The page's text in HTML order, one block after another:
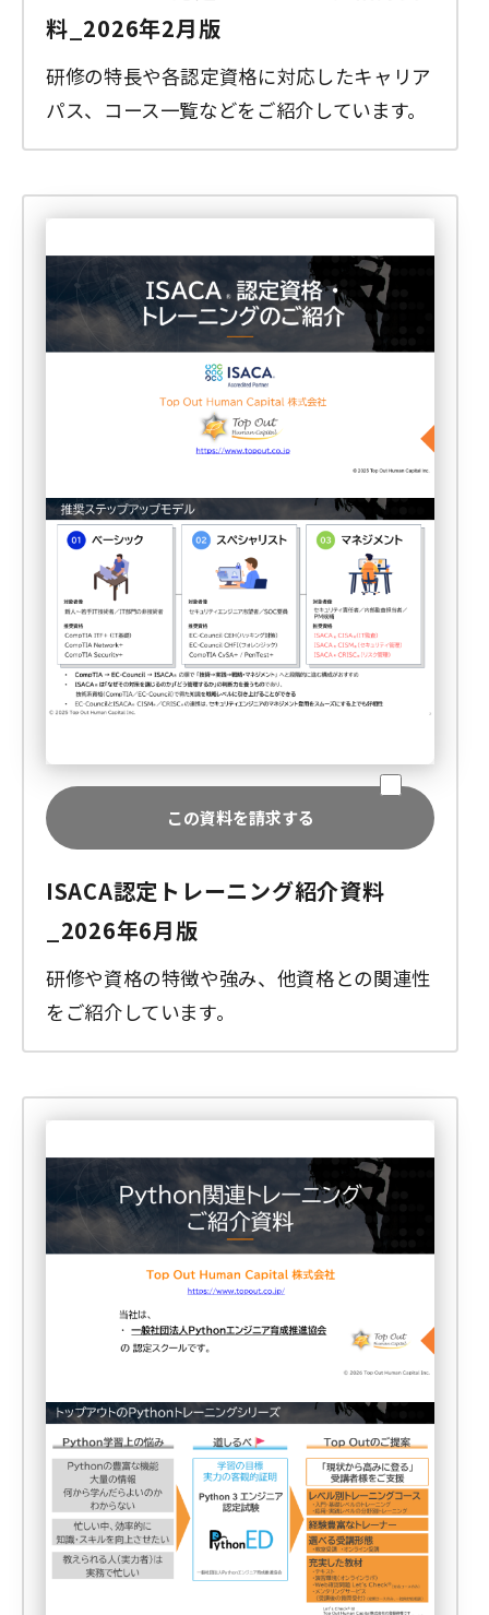
料_2026年2月版
研修の特長や各認定資格に対応したキャリア
パス、コース一覧などをご紹介しています。
この資料を請求する
ISACA認定トレーニング紹介資料
_2026年6月版
研修や資格の特徴や強み、他資格との関連性
をご紹介しています。